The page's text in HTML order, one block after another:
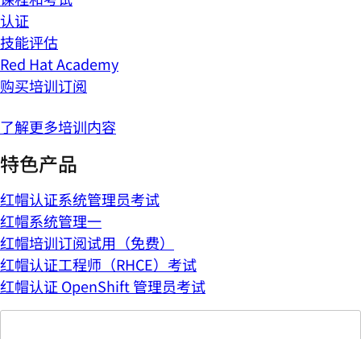
认证
技能评估
Red Hat Academy
购买培训订阅
了解更多培训内容
特色产品
红帽认证系统管理员考试
红帽系统管理一
红帽培训订阅试用（免费）
红帽认证工程师（RHCE）考试
红帽认证 OpenShift 管理员考试